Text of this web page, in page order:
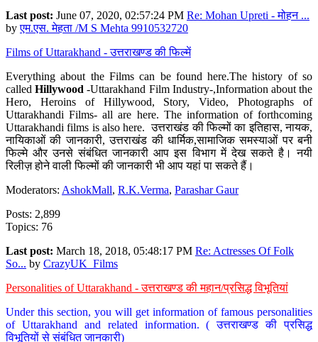
Last post: June 07, 2020, 02:57:24 PM Re: Mohan Upreti - मोहन ...
byएम.एस. मेहता /M S Mehta 9910532720
Films of Uttarakhand - उत्तराखण्ड की फिल्में
Everything about the Films can be found here.The history of so
calledHillywood-Uttarakhand Film Industry-,Information about the
Hero, Heroins of Hillywood, Story, Video, Photographs of
Uttarakhandi Films- all are here. The information of forthcoming
Uttarakhandi films is also here. उत्तराखंड की फिल्मों का इतिहास, नायक,
नायिकाओं की जानकारी, उत्तराखंड की धार्मिक,सामाजिक समस्याओं पर बनी
फिल्मे और उनसे संबंधित जानकारी आप इस विभाग में देख सकते है। नयी
रिलीज़ होने वाली फिल्मों की जानकारी भी आप यहां पा सकते हैं।
Moderators: AshokMall, R.K.Verma, Parashar Gaur
Posts: 2,899
Topics: 76
Last post: March 18, 2018, 05:48:17 PM Re: Actresses Of Folk
So... by CrazyUK_Films
Personalities of Uttarakhand - उत्तराखण्ड की महान/प्रसिद्ध विभूतियां
Under this section, you will get information of famous personalities
of Uttarakhand and related information. ( उत्तराखण्ड की प्रसिद्ध
विभूतियों से संबंधित जानकारी)